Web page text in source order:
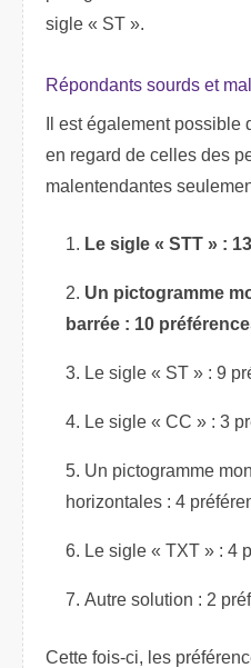
sigle « ST ».
Répondants sourds et
Il est également
en regard de celles des
malentendantes
Le sigle « STT » :
Un pictogramme
barrée : 10
Le sigle « ST » : 9
Le sigle « CC » : 3
Un pictogramme
horizontales : 4
Le sigle « TXT » : 4
Autre solution : 2
Cette fois-ci, les